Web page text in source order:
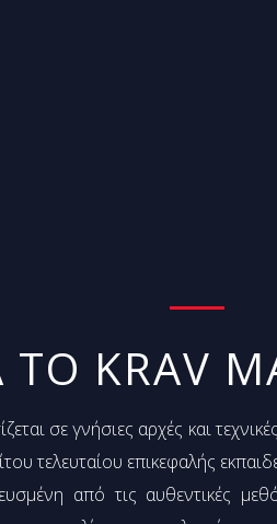
ΤΟ KRAV
σε γνήσιες αρχές και
τελευταίου επικεφαλής
από τις αυθεντικές